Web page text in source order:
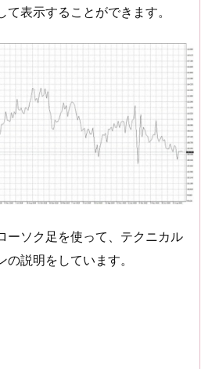
表示することができます。
ーソク足を使って、テクニカル
説明をしています。